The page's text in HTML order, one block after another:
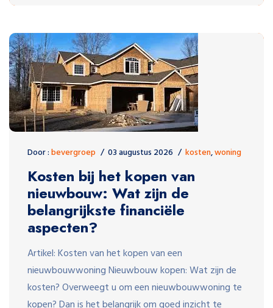
Door :bevergroep 03 augustus 2026 kosten,woning
Kosten bij het kopen van
nieuwbouw: Wat zijn de
belangrijkste financiële
aspecten?
Artikel: Kosten van het kopen van een
nieuwbouwwoning Nieuwbouw kopen: Wat zijn de
kosten? Overweegt u om een nieuwbouwwoning te
kopen? Dan is het belangrijk om goed inzicht te